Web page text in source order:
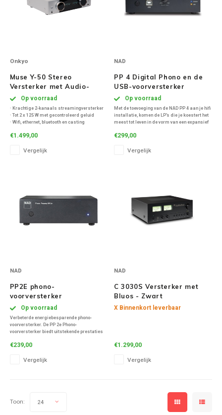
Onkyo
Muse Y-50 Stereo
Versterker met Audio-
Streaming - Zilver
Op voorraad
· Krachtige 2-kanaals streamingversterker
· Tot 2 x 125 W met gecontroleerd geluid
· Wifi, ethernet, bluetooth en casting
· MM/MC phono voor platenspeler
€1.499,00
Vergelijk
NAD
PP 4 Digital Phono en de
USB-voorversterker
Op voorraad
Met de toevoeging van de NAD PP 4 aan je hifi
installatie, komen de LP’s die je koestert het
meest tot leven in de vorm van een expansief
€299,00
Vergelijk
NAD
PP2E phono-
voorversterker
Op voorraad
Verbeterde energiebesparende phono-
voorversterker. De PP 2e Phono-
voorversterker biedt uitstekende prestaties
zeer redelijke prijs.
€239,00
Vergelijk
NAD
C 3030S Versterker met
Bluos - Zwart
X Binnenkort leverbaar
€1.299,00
Vergelijk
Toon: 24